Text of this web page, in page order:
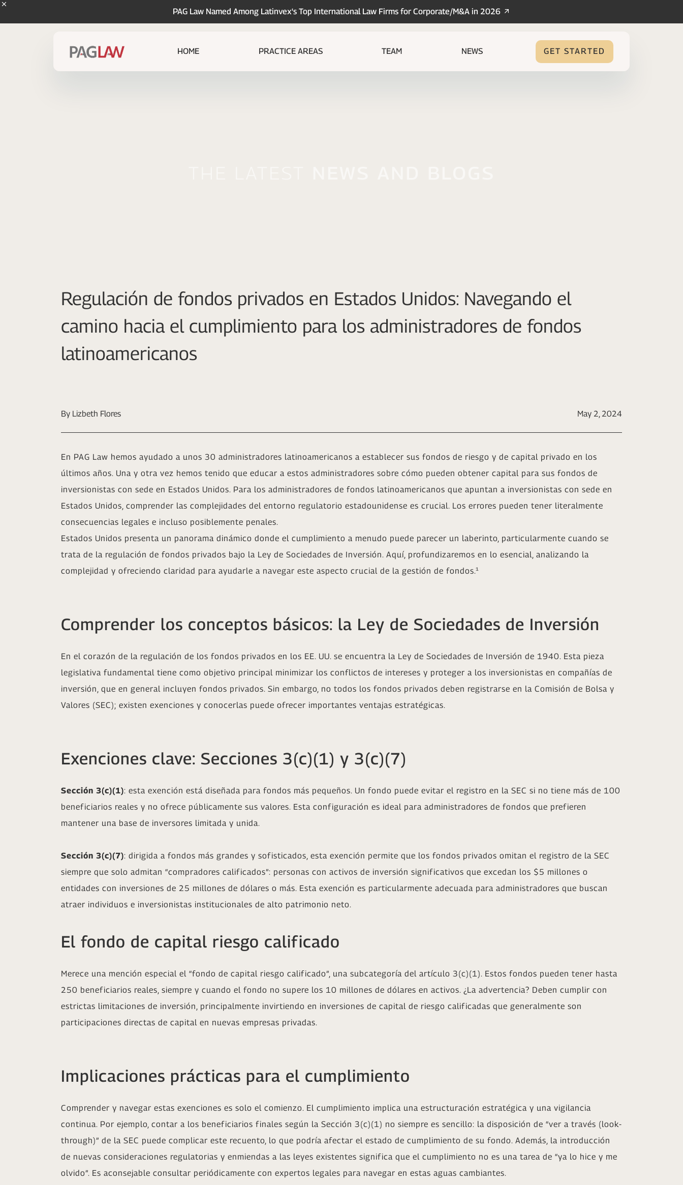
PAG Law Named Among Latinvex's Top International Law Firms for Corporate/M&A in 2026
HOME PRACTICE AREAS TEAM NEWS GET STARTED
Regulación de fondos privados en Estados Unidos: Navegando el
camino hacia el cumplimiento para los administradores de fondos
latinoamericanos
By Lizbeth Flores​ May 2, 2024
En PAG Law hemos ayudado a unos 30 administradores latinoamericanos a establecer sus fondos de riesgo y de capital privado en los
últimos años. Una y otra vez hemos tenido que educar a estos administradores sobre cómo pueden obtener capital para sus fondos de
inversionistas con sede en Estados Unidos. Para los administradores de fondos latinoamericanos que apuntan a inversionistas con sede en
Estados Unidos, comprender las complejidades del entorno regulatorio estadounidense es crucial. Los errores pueden tener literalmente
consecuencias legales e incluso posiblemente penales.
Estados Unidos presenta un panorama dinámico donde el cumplimiento a menudo puede parecer un laberinto, particularmente cuando se
trata de la regulación de fondos privados bajo la Ley de Sociedades de Inversión. Aquí, profundizaremos en lo esencial, analizando la
complejidad y ofreciendo claridad para ayudarle a navegar este aspecto crucial de la gestión de fondos.¹
Comprender los conceptos básicos: la Ley de Sociedades de Inversión
En el corazón de la regulación de los fondos privados en los EE. UU. se encuentra la Ley de Sociedades de Inversión de 1940. Esta pieza
legislativa fundamental tiene como objetivo principal minimizar los conflictos de intereses y proteger a los inversionistas en compañías de
inversión, que en general incluyen fondos privados. Sin embargo, no todos los fondos privados deben registrarse en la Comisión de Bolsa y
Valores (SEC); existen exenciones y conocerlas puede ofrecer importantes ventajas estratégicas.
Exenciones clave: Secciones 3(c)(1) y 3(c)(7)
Sección 3(c)(1): esta exención está diseñada para fondos más pequeños. Un fondo puede evitar el registro en la SEC si no tiene más de 100
beneficiarios reales y no ofrece públicamente sus valores. Esta configuración es ideal para administradores de fondos que prefieren
mantener una base de inversores limitada y unida.
Sección 3(c)(7): dirigida a fondos más grandes y sofisticados, esta exención permite que los fondos privados omitan el registro de la SEC
siempre que solo admitan “compradores calificados”: personas con activos de inversión significativos que excedan los $5 millones o
entidades con inversiones de 25 millones de dólares o más. Esta exención es particularmente adecuada para administradores que buscan
atraer individuos e inversionistas institucionales de alto patrimonio neto.
El fondo de capital riesgo calificado
Merece una mención especial el “fondo de capital riesgo calificado”, una subcategoría del artículo 3(c)(1). Estos fondos pueden tener hasta
250 beneficiarios reales, siempre y cuando el fondo no supere los 10 millones de dólares en activos. ¿La advertencia? Deben cumplir con
estrictas limitaciones de inversión, principalmente invirtiendo en inversiones de capital de riesgo calificadas que generalmente son
participaciones directas de capital en nuevas empresas privadas.
Implicaciones prácticas para el cumplimiento
Comprender y navegar estas exenciones es solo el comienzo. El cumplimiento implica una estructuración estratégica y una vigilancia
continua. Por ejemplo, contar a los beneficiarios finales según la Sección 3(c)(1) no siempre es sencillo: la disposición de “ver a través (look-
through)” de la SEC puede complicar este recuento, lo que podría afectar el estado de cumplimiento de su fondo. Además, la introducción
de nuevas consideraciones regulatorias y enmiendas a las leyes existentes significa que el cumplimiento no es una tarea de “ya lo hice y me
olvido”. Es aconsejable consultar periódicamente con expertos legales para navegar en estas aguas cambiantes.